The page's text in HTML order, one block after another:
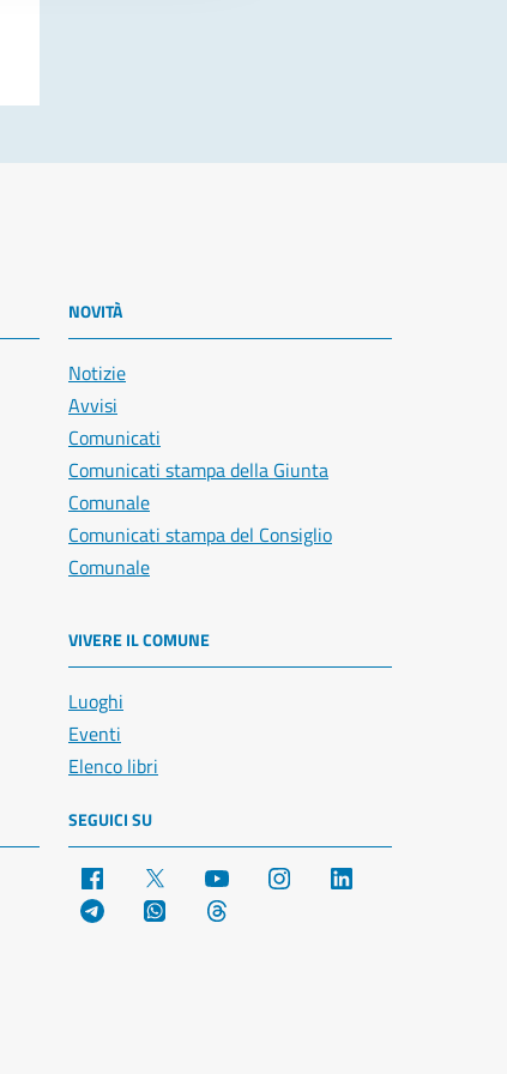
NOVITÀ
Notizie
Avvisi
Comunicati
Comunicati stampa della Giunta
Comunale
Comunicati stampa del Consiglio
Comunale
VIVERE IL COMUNE
Luoghi
Eventi
Elenco libri
SEGUICI SU
Facebook YouTube Instagram
Telegram WhatsApp